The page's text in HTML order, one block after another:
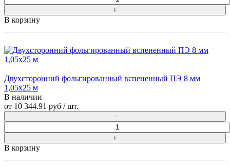
В корзину
Двухсторонний фольгированный вспененный ПЭ 8 мм
1,05x25 м
В наличии
от 10 344.91 руб / шт.
В корзину